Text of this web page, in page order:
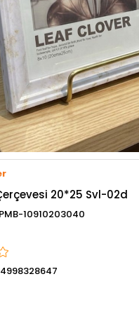
20*25 Svl-02d
PMB-10910203040